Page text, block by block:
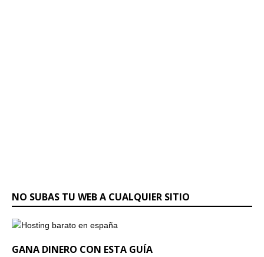
NO SUBAS TU WEB A CUALQUIER SITIO
GANA DINERO CON ESTA GUÍA